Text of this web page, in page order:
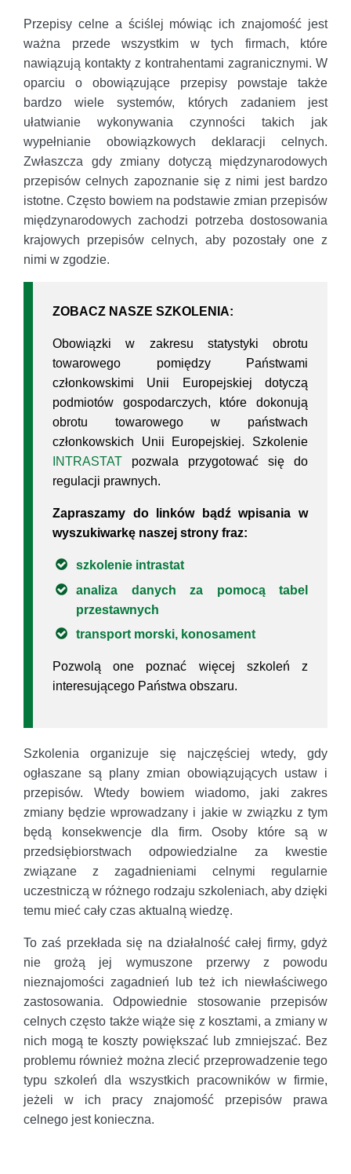
Przepisy celne a ściślej mówiąc ich znajomość jest
ważna przede wszystkim w tych firmach, które
nawiązują kontakty z kontrahentami zagranicznymi. W
oparciu o obowiązujące przepisy powstaje także
bardzo wiele systemów, których zadaniem jest
ułatwianie wykonywania czynności takich jak
wypełnianie obowiązkowych deklaracji celnych.
Zwłaszcza gdy zmiany dotyczą międzynarodowych
przepisów celnych zapoznanie się z nimi jest bardzo
istotne. Często bowiem na podstawie zmian przepisów
międzynarodowych zachodzi potrzeba dostosowania
krajowych przepisów celnych, aby pozostały one z
nimi w zgodzie.
ZOBACZ NASZE SZKOLENIA:
Obowiązki w zakresu statystyki obrotu
towarowego pomiędzy Państwami
członkowskimi Unii Europejskiej dotyczą
podmiotów gospodarczych, które dokonują
obrotu towarowego w państwach
członkowskich Unii Europejskiej. Szkolenie
INTRASTAT
pozwala przygotować się do
regulacji prawnych.
Zapraszamy do linków bądź wpisania w
wyszukiwarkę naszej strony fraz:
szkolenie intrastat
analiza danych za pomocą tabel
przestawnych
transport morski, konosament
Pozwolą one poznać więcej szkoleń z
interesującego Państwa obszaru.
Szkolenia organizuje się najczęściej wtedy, gdy
ogłaszane są plany zmian obowiązujących ustaw i
przepisów. Wtedy bowiem wiadomo, jaki zakres
zmiany będzie wprowadzany i jakie w związku z tym
będą konsekwencje dla firm. Osoby które są w
przedsiębiorstwach odpowiedzialne za kwestie
związane z zagadnieniami celnymi regularnie
uczestniczą w różnego rodzaju szkoleniach, aby dzięki
temu mieć cały czas aktualną wiedzę.
To zaś przekłada się na działalność całej firmy, gdyż
nie grożą jej wymuszone przerwy z powodu
nieznajomości zagadnień lub też ich niewłaściwego
zastosowania. Odpowiednie stosowanie przepisów
celnych często także wiąże się z kosztami, a zmiany w
nich mogą te koszty powiększać lub zmniejszać. Bez
problemu również można zlecić przeprowadzenie tego
typu szkoleń dla wszystkich pracowników w firmie,
jeżeli w ich pracy znajomość przepisów prawa
celnego jest konieczna.